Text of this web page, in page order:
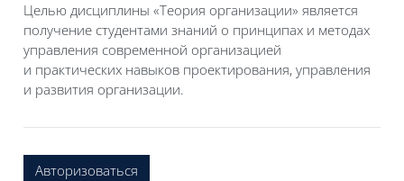
Целью дисциплины «Теория организации» является
получение студентами знаний о принципах и методах
управления современной организацией
и практических навыков проектирования, управления
и развития организации.
Авторизоваться